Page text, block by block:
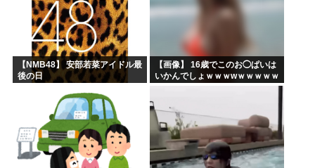
【NMB48】 安部若菜アイドル最
後の日
【画像】 16歳でこのお◯ぱいは
いかんでしょｗｗｗwｗｗｗｗｗ
ｗｗｗ❤